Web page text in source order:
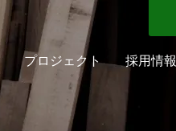
プロジェクト 採用情報